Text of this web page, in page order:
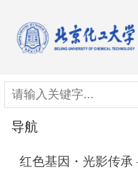
导航
红色基因・光影传